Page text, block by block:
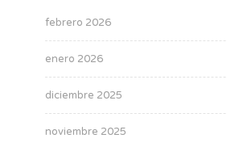
febrero 2026
enero 2026
diciembre 2025
noviembre 2025